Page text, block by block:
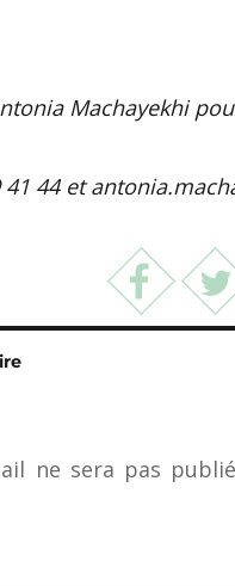
Machayekhi
44 et
ne sera pas